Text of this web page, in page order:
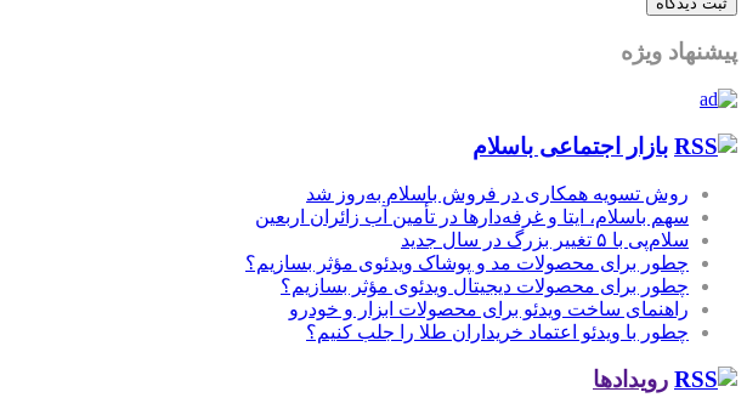
پیشنهاد ویژه
بازار اجتماعی باسلام
روش تسویه همکاری در فروش باسلام به‌روز شد
سهم باسلام، ایتا و غرفه‌دارها در تأمین آب زائران اربعین
سلام‌پی با ۵ تغییر بزرگ در سال جدید
چطور برای محصولات مد و پوشاک ویدئوی مؤثر بسازیم؟
چطور برای محصولات دیجیتال ویدئوی مؤثر بسازیم؟
راهنمای ساخت ویدئو برای محصولات ابزار و خودرو
چطور با ویدئو اعتماد خریداران طلا را جلب کنیم؟
رویدادها